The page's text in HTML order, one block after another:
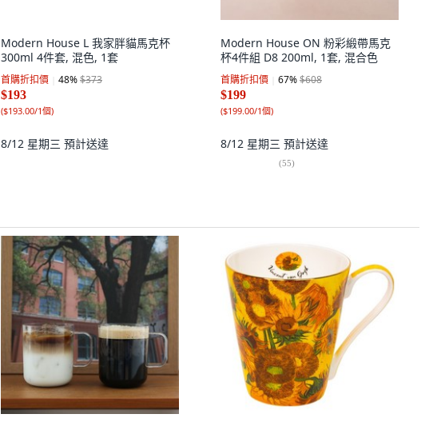
Modern House L 我家胖貓馬克杯
300ml 4件套, 混色, 1套
首購折扣價 48%$373
$193
($193.00/1個)
8/12 星期三 預計送達
Modern House ON 粉彩緞帶馬克
杯4件組 D8 200ml, 1套, 混合色
首購折扣價 67%$608
$199
($199.00/1個)
8/12 星期三 預計送達
(55)